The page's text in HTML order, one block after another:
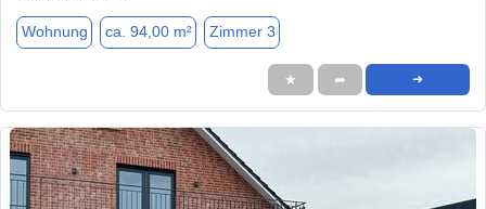
Wohnung ca. 94,00 m² Zimmer 3
★ ➦ ➜